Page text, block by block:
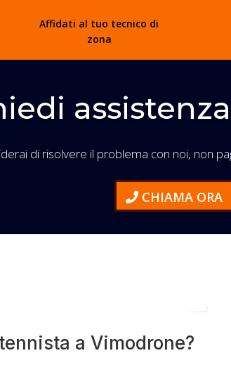
Affidati al tuo tecnico di
zona
di risolvere il problema con noi, non
CHIAMA ORA
a Vimodrone?